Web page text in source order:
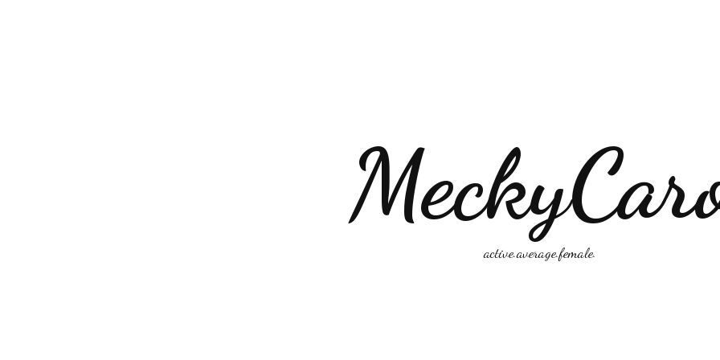
active.average.female.